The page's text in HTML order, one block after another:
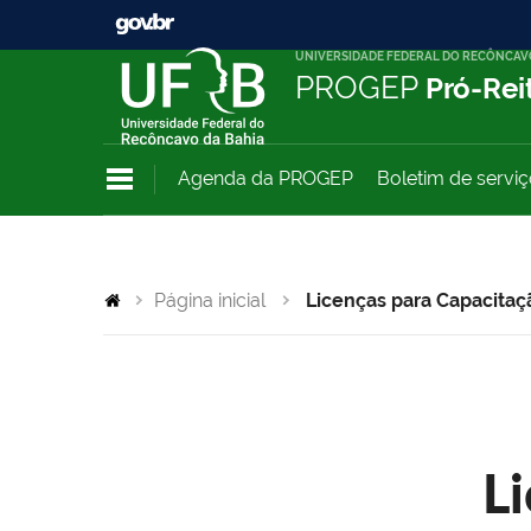
UNIVERSIDADE FEDERAL DO
PROGEP Pró-
Agenda da PROGEP Boletim de
Página inicial Licenças para